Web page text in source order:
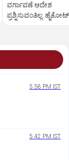
ವರ್ಗಾವಣೆ ಆದೇಶ
ಪ್ರಶ್ನಿಸುವಂತಿಲ್ಲ:
5:58 PM IST
5:42 PM IST